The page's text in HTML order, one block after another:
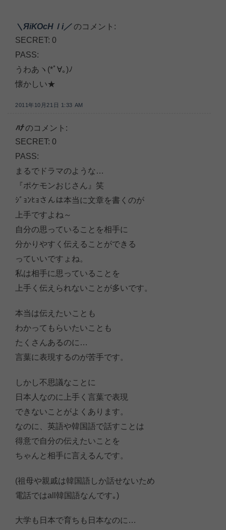
＼ЯiΚΟсНＩi／ のコメント:
SECRET: 0
PASS:
うわあヽ(*ﾟ∀｡)ﾉ
懐かしい★
2011年10月21日 1:33 AM
ﾊﾅ のコメント:
SECRET: 0
PASS:
まるでドラマのような…
『ポケモンおじさん』笑
ｼﾞｮﾝﾋｮさんは本当に文章を書くのが
上手ですよね～
自分の思っていることを相手に
分かりやすく伝えることができる
っていいですょね。
私は相手に思っていることを
上手く伝えられないことが多いです。
本当は伝えたいことも
わかってもらいたいことも
たくさんあるのに…
言葉に表現するのが苦手です。
しかし不思議なことに
日本人なのに上手く言葉で表現
できないことがよくあります。
なのに、英語や韓国語で話すことは
得意で自分の伝えたいことを
ちゃんと相手に言えるんです。
(祖母や親戚は韓国語しか話せないため
電話ではall韓国語なんです｡)
大学も日本で育ちも日本なのに…